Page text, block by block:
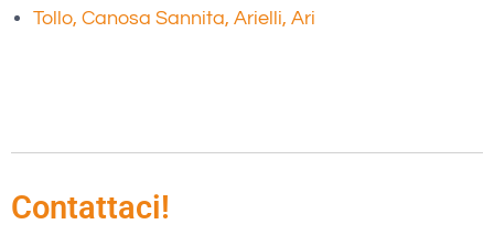
Tollo, Canosa Sannita, Arielli, Ari
Contattaci!